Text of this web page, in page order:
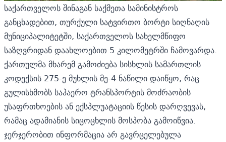
საქართველოს შინაგან საქმეთა სამინისტროს
განცხადებით, თურქული სატვირთო ბორტი სიღნაღის
მუნიციპალიტეტში, საქართველოს სახელმწიფო
საზღვრიდან დაახლოებით 5 კილომეტრში ჩამოვარდა.
ქართულმა მხარემ გამოძიება სისხლის სამართლის
კოდექსის 275-ე მუხლის მე-4 ნაწილი დაიწყო, რაც
გულისხმობს საჰაერო ტრანსპორტის მოძრაობის
უსაფრთხოების ან ექსპლუატაციის წესის დარღვევას,
რამაც ადამიანის სიცოცხლის მოსპობა გამოიწვია.
ჯერჯერობით ინფორმაცია არ გავრცელებულა